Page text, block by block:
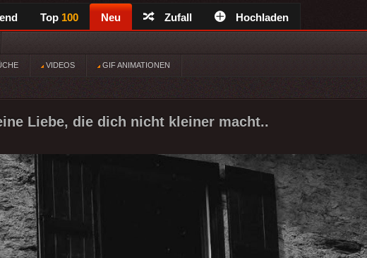
Top 100 Neu Zufall Hochladen
VIDEOS GIF ANIMATIONEN
Liebe, die dich nicht kleiner macht..